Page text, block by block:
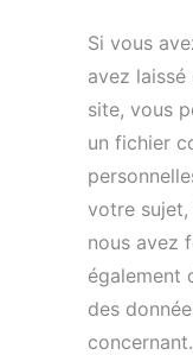
Si vous
avez
site, vous
un fichier
votre
nous avez
également
des